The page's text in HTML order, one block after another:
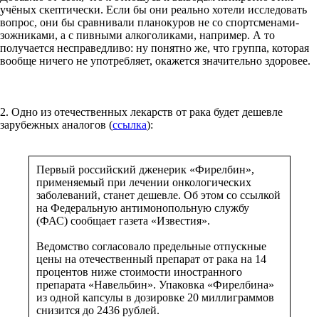
учёных скептически. Если бы они реально хотели исследовать
вопрос, они бы сравнивали планокуров не со спортсменами-
зожниками, а с пивными алкоголиками, например. А то
получается несправедливо: ну понятно же, что группа, которая
вообще ничего не употребляет, окажется значительно здоровее.
2. Одно из отечественных лекарств от рака будет дешевле
зарубежных аналогов (ссылка):
Первый российский дженерик «Фирелбин»,
применяемый при лечении онкологических
заболеваний, станет дешевле. Об этом со ссылкой
на Федеральную антимонопольную службу
(ФАС) сообщает газета «Известия».
Ведомство согласовало предельные отпускные
цены на отечественный препарат от рака на 14
процентов ниже стоимости иностранного
препарата «Навельбин». Упаковка «Фирелбина»
из одной капсулы в дозировке 20 миллиграммов
снизится до 2436 рублей.